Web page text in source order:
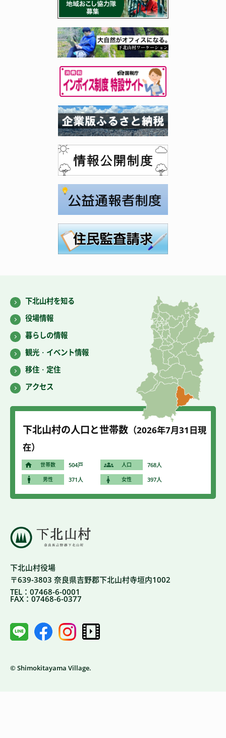
下北山村役場
〒639-3803 奈良県吉野郡下北山村寺垣内1002
TEL：07468-6-0001
FAX：07468-6-0377
© Shimokitayama Village.
下北山村を知る
役場情報
暮らしの情報
観光・イベント情報
移住・定住
アクセス
下北山村の人口と世帯数 （2026年7月31 日現
在）
世帯数 504戸 人口 768人
男性 371人 女性 397人